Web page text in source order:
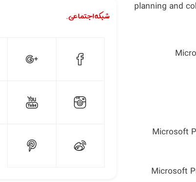
planning and
Microsoft
Microsoft
شبکه اجتماعی.